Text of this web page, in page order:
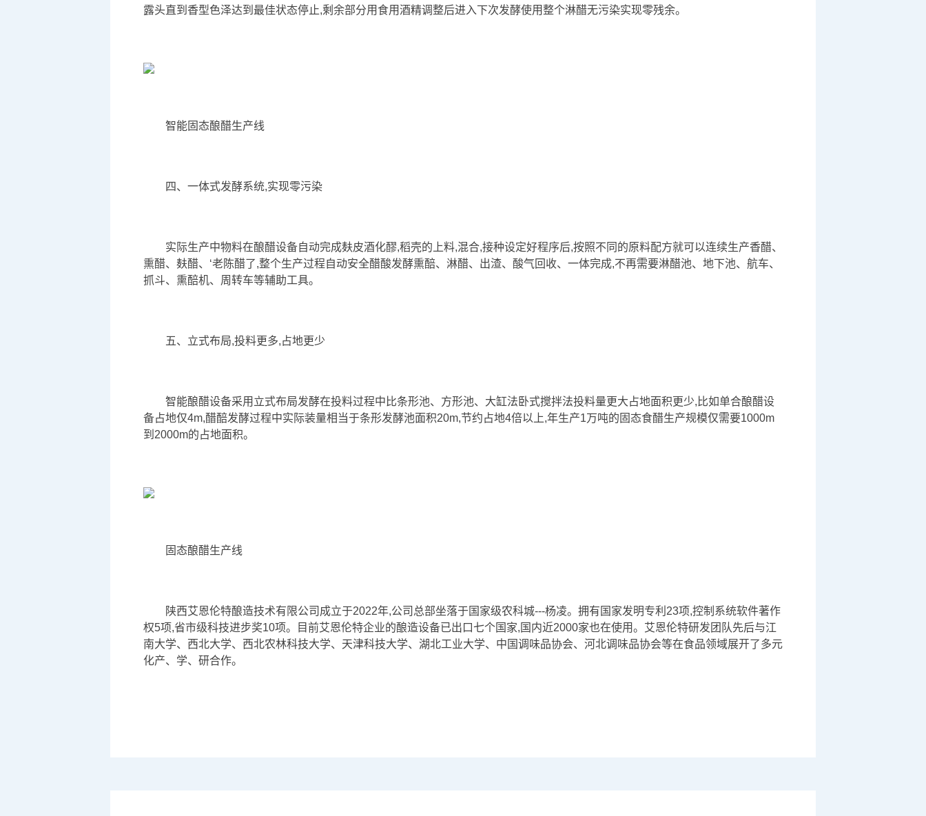
露头直到香型色泽达到最佳状态停止,剩余部分用食用酒精调整后进入下次发酵使用整个淋醋无污染实现零残余。
智能固态酿醋生产线
四、一体式发酵系统,实现零污染
实际生产中物料在酿醋设备自动完成麸皮酒化醪,稻壳的上料,混合,接种设定好程序后,按照不同的原料配方就可以连续生产香醋、
熏醋、麸醋、‘老陈醋了,整个生产过程自动安全醋酸发酵熏醅、淋醋、出渣、酸气回收、一体完成,不再需要淋醋池、地下池、航车、
抓斗、熏醅机、周转车等辅助工具。
五、立式布局,投料更多,占地更少
智能酿醋设备采用立式布局发酵在投料过程中比条形池、方形池、大缸法卧式搅拌法投料量更大占地面积更少,比如单合酿醋设
备占地仅4m,醋醅发酵过程中实际装量相当于条形发酵池面积20m,节约占地4倍以上,年生产1万吨的固态食醋生产规模仅需要1000m
到2000m的占地面积。
固态酿醋生产线
陕西艾恩伦特酿造技术有限公司成立于2022年,公司总部坐落于国家级农科城---杨凌。拥有国家发明专利23项,控制系统软件著作
权5项,省市级科技进步奖10项。目前艾恩伦特企业的酿造设备已出口七个国家,国内近2000家也在使用。艾恩伦特研发团队先后与江
南大学、西北大学、西北农林科技大学、天津科技大学、湖北工业大学、中国调味品协会、河北调味品协会等在食品领域展开了多元
化产、学、研合作。